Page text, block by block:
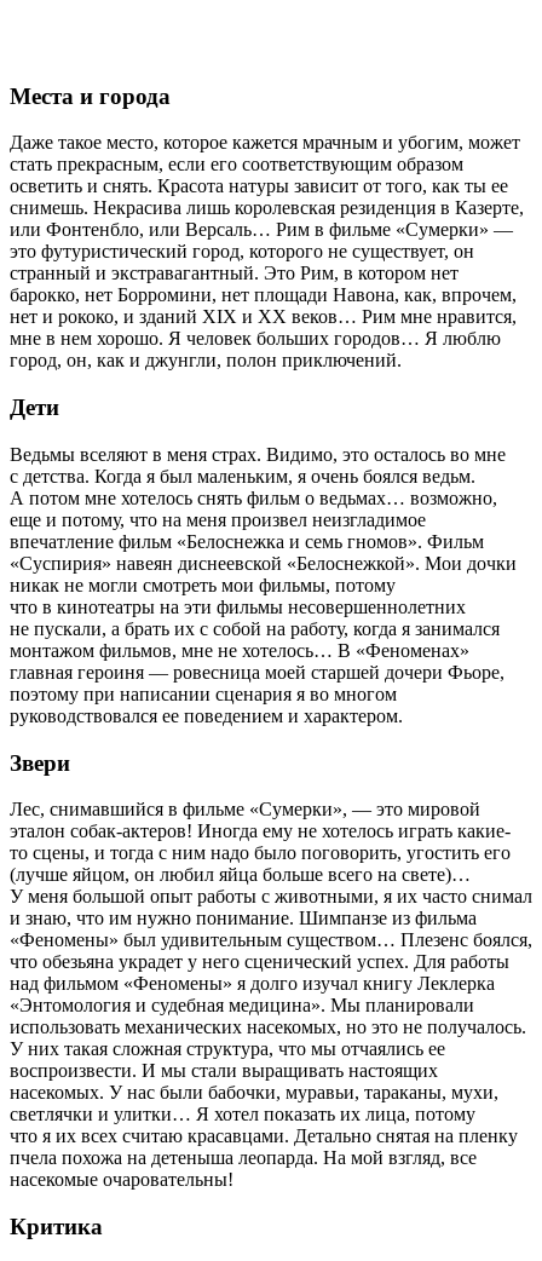
Места и города
Даже такое место, которое кажется мрачным и убогим, может
стать прекрасным, если его соответствующим образом
осветить и снять. Красота натуры зависит от того, как ты ее
снимешь. Некрасива лишь королевская резиденция в Казерте,
или Фонтенбло, или Версаль… Рим в фильме «Сумерки» —
это футуристический город, которого не существует, он
странный и экстравагантный. Это Рим, в котором нет
барокко, нет Борромини, нет площади Навона, как, впрочем,
нет и рококо, и зданий XIX и XX веков… Рим мне нравится,
мне в нем хорошо. Я человек больших городов… Я люблю
город, он, как и джунгли, полон приключений.
Дети
Ведьмы вселяют в меня страх. Видимо, это осталось во мне
с детства. Когда я был маленьким, я очень боялся ведьм.
А потом мне хотелось снять фильм о ведьмах… возможно,
еще и потому, что на меня произвел неизгладимое
впечатление фильм «Белоснежка и семь гномов». Фильм
«Суспирия» навеян диснеевской «Белоснежкой». Мои дочки
никак не могли смотреть мои фильмы, потому
что в кинотеатры на эти фильмы несовершеннолетних
не пускали, а брать их с собой на работу, когда я занимался
монтажом фильмов, мне не хотелось… В «Феноменах»
главная героиня — ровесница моей старшей дочери Фьоре,
поэтому при написании сценария я во многом
руководствовался ее поведением и характером.
Звери
Лес, снимавшийся в фильме «Сумерки», — это мировой
эталон собак-актеров! Иногда ему не хотелось играть какие-
то сцены, и тогда с ним надо было поговорить, угостить его
(лучше яйцом, он любил яйца больше всего на свете)…
У меня большой опыт работы с животными, я их часто снимал
и знаю, что им нужно понимание. Шимпанзе из фильма
«Феномены» был удивительным существом… Плезенс боялся,
что обезьяна украдет у него сценический успех. Для работы
над фильмом «Феномены» я долго изучал книгу Леклерка
«Энтомология и судебная медицина». Мы планировали
использовать механических насекомых, но это не получалось.
У них такая сложная структура, что мы отчаялись ее
воспроизвести. И мы стали выращивать настоящих
насекомых. У нас были бабочки, муравьи, тараканы, мухи,
светлячки и улитки… Я хотел показать их лица, потому
что я их всех считаю красавцами. Детально снятая на пленку
пчела похожа на детеныша леопарда. На мой взгляд, все
насекомые очаровательны!
Критика